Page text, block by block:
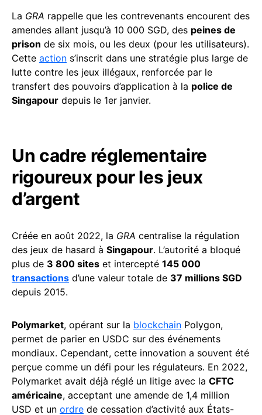
La GRA rappelle que les contrevenants encourent des
amendes allant jusqu’à 10 000 SGD, des peines de
prison de six mois, ou les deux (pour les utilisateurs).
Cette action s’inscrit dans une stratégie plus large de
lutte contre les jeux illégaux, renforcée par le
transfert des pouvoirs d’application à la police de
Singapour depuis le 1er janvier.
Un cadre réglementaire
rigoureux pour les jeux
d’argent
Créée en août 2022, la GRA centralise la régulation
des jeux de hasard à Singapour. L’autorité a bloqué
plus de 3 800 sites et intercepté 145 000
transactions d’une valeur totale de 37 millions SGD
depuis 2015.
Polymarket, opérant sur la blockchain Polygon,
permet de parier en USDC sur des événements
mondiaux. Cependant, cette innovation a souvent été
perçue comme un défi pour les régulateurs. En 2022,
Polymarket avait déjà réglé un litige avec la CFTC
américaine, acceptant une amende de 1,4 million
USD et un ordre de cessation d’activité aux États-